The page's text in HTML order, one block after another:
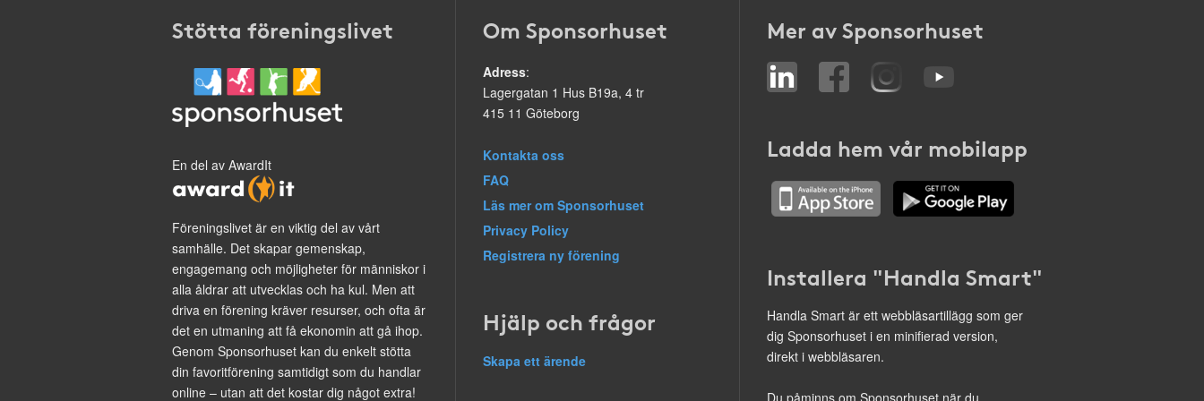
Stötta föreningslivet
En del av AwardIt
Föreningslivet är en viktig del av vårt
samhälle. Det skapar gemenskap,
engagemang och möjligheter för människor i
alla åldrar att utvecklas och ha kul. Men att
driva en förening kräver resurser, och ofta är
det en utmaning att få ekonomin att gå ihop.
Genom Sponsorhuset kan du enkelt stötta
din favoritförening samtidigt som du handlar
online – utan att det kostar dig något extra!
Om Sponsorhuset
Adress:
Lagergatan 1 Hus B19a, 4 tr
415 11 Göteborg
Kontakta oss
FAQ
Läs mer om Sponsorhuset
Privacy Policy
Registrera ny förening
Hjälp och frågor
Skapa ett ärende
Mer av Sponsorhuset
Ladda hem vår mobilapp
Installera "Handla Smart"
Handla Smart är ett webbläsartillägg som ger
dig Sponsorhuset i en minifierad version,
direkt i webbläsaren.